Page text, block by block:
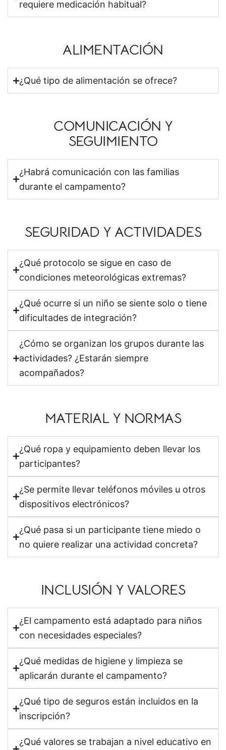
requiere medicación habitual?
ALIMENTACIÓN
¿Qué tipo de alimentación se ofrece?
COMUNICACIÓN Y
SEGUIMIENTO
¿Habrá comunicación con las familias
durante el campamento?
SEGURIDAD Y ACTIVIDADES
¿Qué protocolo se sigue en caso de
condiciones meteorológicas extremas?
¿Qué ocurre si un niño se siente solo o tiene
dificultades de integración?
¿Cómo se organizan los grupos durante las
actividades? ¿Estarán siempre
acompañados?
MATERIAL Y NORMAS
¿Qué ropa y equipamiento deben llevar los
participantes?
¿Se permite llevar teléfonos móviles u otros
dispositivos electrónicos?
¿Qué pasa si un participante tiene miedo o
no quiere realizar una actividad concreta?
INCLUSIÓN Y VALORES
¿El campamento está adaptado para niños
con necesidades especiales?
¿Qué medidas de higiene y limpieza se
aplicarán durante el campamento?
¿Qué tipo de seguros están incluidos en la
inscripción?
¿Qué valores se trabajan a nivel educativo en